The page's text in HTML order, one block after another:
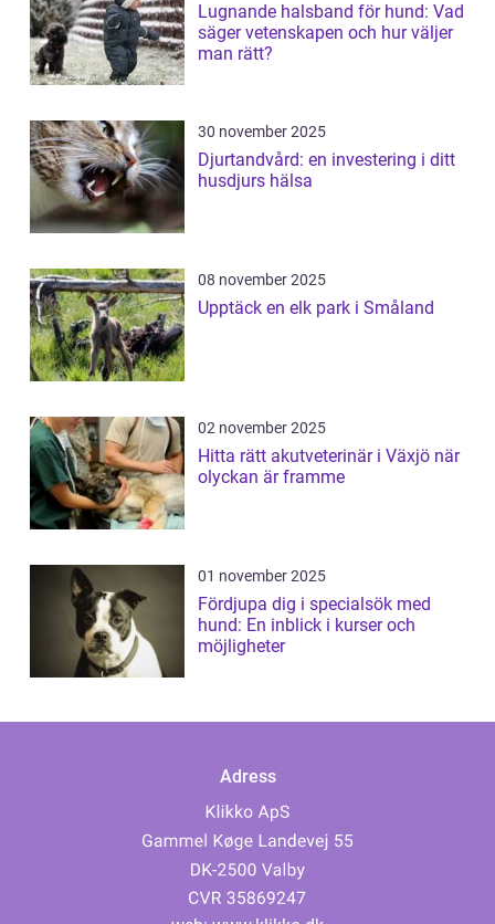
Lugnande halsband för hund: Vad
säger vetenskapen och hur väljer
man rätt?
30 november 2025
Djurtandvård: en investering i ditt
husdjurs hälsa
08 november 2025
Upptäck en elk park i Småland
02 november 2025
Hitta rätt akutveterinär i Växjö när
olyckan är framme
01 november 2025
Fördjupa dig i specialsök med
hund: En inblick i kurser och
möjligheter
Adress